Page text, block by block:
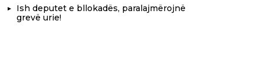
Ish deputet e bllokadës, paralajmërojnë
grevë urie!